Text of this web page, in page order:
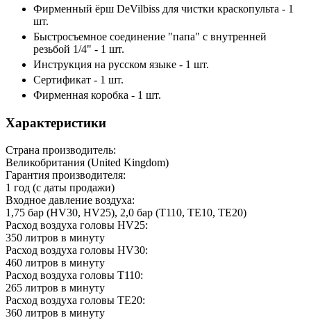
Фирменный ёрш DeVilbiss для чистки краскопульта - 1
шт.
Быстросъемное соединение "папа" с внутренней
резьбой 1/4" - 1 шт.
Инструкция на русском языке - 1 шт.
Сертификат - 1 шт.
Фирменная коробка - 1 шт.
Характеристики
Страна производитель:
Великобритания (United Kingdom)
Гарантия производителя:
1 год (с даты продажи)
Входное давление воздуха:
1,75 бар (HV30, HV25), 2,0 бар (T110, TE10, TE20)
Расход воздуха головы HV25:
350 литров в минуту
Расход воздуха головы HV30:
460 литров в минуту
Расход воздуха головы T110:
265 литров в минуту
Расход воздуха головы TE20:
360 литров в минуту